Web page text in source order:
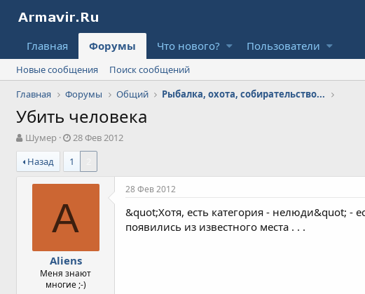
Главная Форумы Что нового? Пользователи
Новые сообщения
Поиск сообщений
Главная
Форумы Общий Рыбалка, охота, собирательство...
Убить человека
А
в
т
о
Шумер
Д
а
т
а
н
ч
а
а
28 Фев 2012
Назад
1
A
Aliens
Меня знают
многие ;-)
28 Фев 2012
&quot;Хотя, есть категория - нелюди&quot; -
появились из известного места . . .